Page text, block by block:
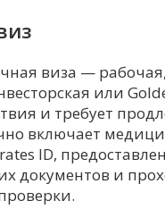
виза —
или
и требует
включает
ID,
документов и